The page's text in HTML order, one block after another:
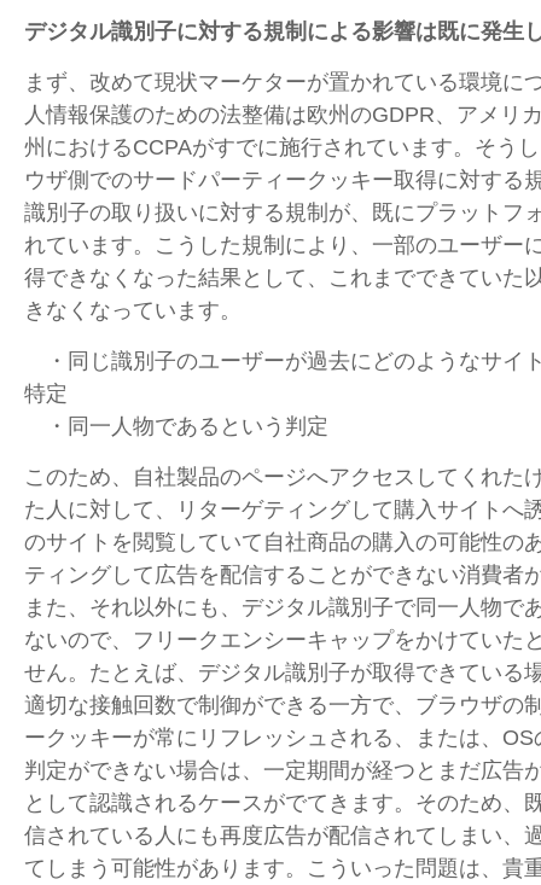
デジタル識別子に対する規制による影響は既に発生
まず、改めて現状マーケターが置かれている環境に
人情報保護のための法整備は欧州のGDPR、アメリ
州におけるCCPAがすでに施行されています。そう
ウザ側でのサードパーティークッキー取得に対する
識別子の取り扱いに対する規制が、既にプラットフ
れています。こうした規制により、一部のユーザー
得できなくなった結果として、これまでできていた
きなくなっています。
・同じ識別子のユーザーが過去にどのようなサイ
特定
・同一人物であるという判定
このため、自社製品のページへアクセスしてくれた
た人に対して、リターゲティングして購入サイトへ
のサイトを閲覧していて自社商品の購入の可能性の
ティングして広告を配信することができない消費者
また、それ以外にも、デジタル識別子で同一人物で
ないので、フリークエンシーキャップをかけていた
せん。たとえば、デジタル識別子が取得できている
適切な接触回数で制御ができる一方で、ブラウザの
ークッキーが常にリフレッシュされる、または、
判定ができない場合は、一定期間が経つとまだ広告
として認識されるケースがでてきます。そのため、
信されている人にも再度広告が配信されてしまい、
てしまう可能性があります。こういった問題は、貴